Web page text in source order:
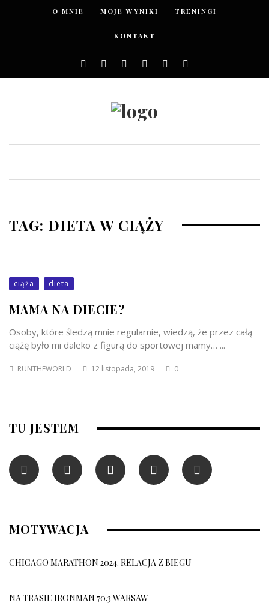
O MNIE MOJE WYNIKI TRENINGI
KONTAKT
TAG: DIETA W CIĄŻY
ciąża dieta
MAMA NA DIECIE?
Osoby, które śledzą mnie regularnie, wiedzą, że przez całą
ciążę było mi daleko z figurą do sportowej mamy… ...
RUNTHEWORLD 12 listopada, 2019 0
TU JESTEM
MOTYWACJA
CHICAGO MARATHON 2024. RELACJA Z BIEGU
NA TRASIE IRONMAN 70.3 WARSAW